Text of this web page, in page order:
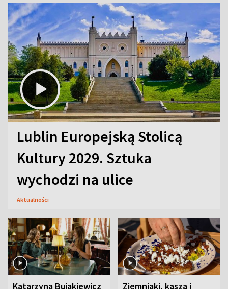
Lublin Europejską Stolicą
Kultury 2029. Sztuka
wychodzi na ulice
Aktualności
Katarzyna Bujakiewicz Ziemniaki, kasza i